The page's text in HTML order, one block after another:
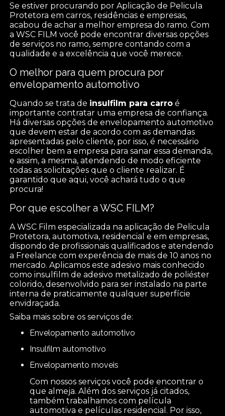
Se estiver procurando por Aplicação de Pelicula
Protetora em carros, residências e empresas,
acabou de achar a melhor empresa do ramo. Com
a WSC FILM você pode encontrar diversas opções
de serviços no ramo, sempre contando com a
qualidade e a excelência que você merece.
O melhor para quem procura por
envelopamento automotivo
Quando se trata de insulfilm para carro é
importante contratar uma empresa de confiança.
Há diversas opções de envelopamento automotivo
que devem estar de acordo com as demandas
apresentadas pelo cliente, por isso, é necessário
escolher bem a empresa para sanar essa demanda,
e assim, a mesma, atendendo de modo eficiente
todas as solicitações que o cliente realizar. É
garantido que aqui, você achará tudo o que
procura!
Por que escolher a WSC FILM?
A WSC Film especializada na aplicação de Pelicula
Protetora, automotiva, residencial e em empresas,
dispondo de profissionais qualificados e atendendo
a Freelance com experência de mais de 10 anos no
mercado. Aplicamos este adesivo mais conhecido
como insulfilm de adesivo metalizado de poliéster
colorido, desenvolvido para ser instalado na parte
interna de praticamente qualquer superfície
envidraçada.
Saiba mais sobre os serviços de:
envelopamento automotivo
insulfilm automotivo
envelopamento moveis
Com nossos serviços você pode encontrar o
que almeja. Além dos serviços já citados,
também trabalhamos com película
automotiva e películas residencial. Por isso,